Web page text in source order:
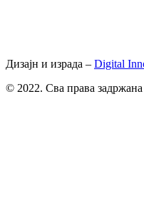
Дизајн и израда – Digital
© 2022. Сва права задржана